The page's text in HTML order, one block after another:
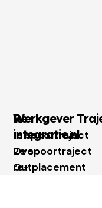
Re-
integratie.nl
Over
re-
Werkgever
1e spoortraject
2e spoortraject
Outplacement